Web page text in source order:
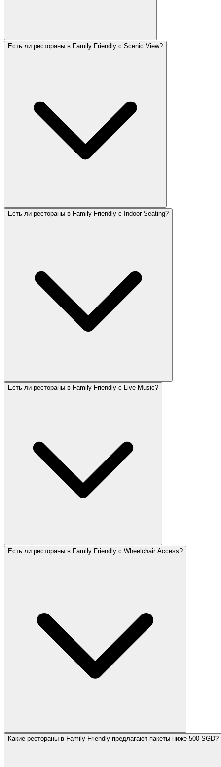
Есть ли рестораны в Family Friendly с Scenic View?
Есть ли рестораны в Family Friendly с Indoor Seating?
Есть ли рестораны в Family Friendly с Live Music?
Есть ли рестораны в Family Friendly с Wheelchair Access?
Какие рестораны в Family Friendly предлагают пакеты ниже 500 SGD?